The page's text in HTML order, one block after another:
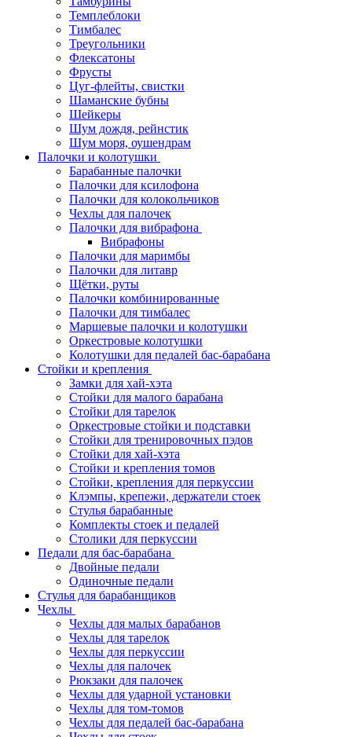
Темплеблоки
Тимбалес
Треугольники
Флексатоны
Фрусты
Цуг-флейты, свистки
Шаманские бубны
Шейкеры
Шум дождя, рейнстик
Шум моря, оушендрам
Палочки и колотушки
Барабанные палочки
Палочки для ксилофона
Палочки для колокольчиков
Чехлы для палочек
Палочки для вибрафона
Вибрафоны
Палочки для маримбы
Палочки для литавр
Щётки, руты
Палочки комбинированные
Палочки для тимбалес
Маршевые палочки и колотушки
Оркестровые колотушки
Колотушки для педалей бас-барабана
Стойки и крепления
Замки для хай-хэта
Стойки для малого барабана
Стойки для тарелок
Оркестровые стойки и подставки
Стойки для тренировочных пэдов
Стойки для хай-хэта
Стойки и крепления томов
Стойки, крепления для перкуссии
Клэмпы, крепежи, держатели стоек
Стулья барабанные
Комплекты стоек и педалей
Столики для перкуссии
Педали для бас-барабана
Двойные педали
Одиночные педали
Стулья для барабанщиков
Чехлы
Чехлы для малых барабанов
Чехлы для тарелок
Чехлы для перкуссии
Чехлы для палочек
Рюкзаки для палочек
Чехлы для ударной установки
Чехлы для том-томов
Чехлы для педалей бас-барабана